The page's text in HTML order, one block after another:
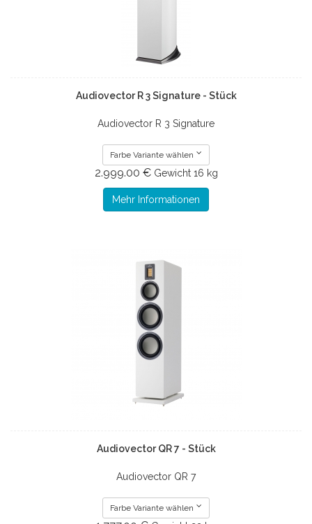
Audiovector R 3 Signature - Stück
Audiovector R 3 Signature
Farbe Variante wählen
2.999.00 € Gewicht 16 kg
Mehr Informationen
Audiovector QR 7 - Stück
Audiovector QR 7
Farbe Variante wählen